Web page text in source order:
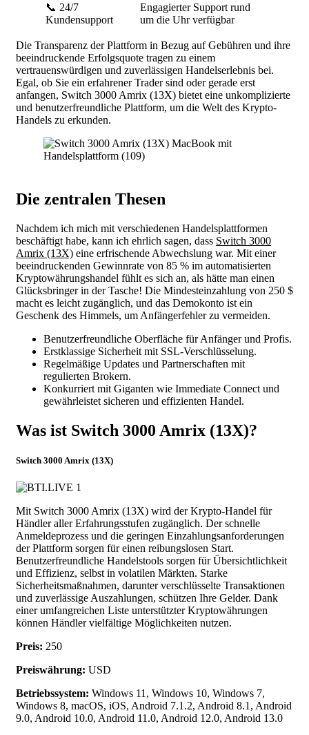
📞 24/7
Kundensupport
Engagierter Support rund
um die Uhr verfügbar
Die Transparenz der Plattform in Bezug auf Gebühren und ihre
beeindruckende Erfolgsquote tragen zu einem
vertrauenswürdigen und zuverlässigen Handelserlebnis bei.
Egal, ob Sie ein erfahrener Trader sind oder gerade erst
anfangen, Switch 3000 Amrix (13X) bietet eine unkomplizierte
und benutzerfreundliche Plattform, um die Welt des Krypto-
Handels zu erkunden.
Die zentralen Thesen
Nachdem ich mich mit verschiedenen Handelsplattformen
beschäftigt habe, kann ich ehrlich sagen, dass Switch 3000
Amrix (13X) eine erfrischende Abwechslung war. Mit einer
beeindruckenden Gewinnrate von 85 % im automatisierten
Kryptowährungshandel fühlt es sich an, als hätte man einen
Glücksbringer in der Tasche! Die Mindesteinzahlung von 250 $
macht es leicht zugänglich, und das Demokonto ist ein
Geschenk des Himmels, um Anfängerfehler zu vermeiden.
Benutzerfreundliche Oberfläche für Anfänger und Profis.
Erstklassige Sicherheit mit SSL-Verschlüsselung.
Regelmäßige Updates und Partnerschaften mit
regulierten Brokern.
Konkurriert mit Giganten wie Immediate Connect und
gewährleistet sicheren und effizienten Handel.
Was ist Switch 3000 Amrix (13X)?
Switch 3000 Amrix (13X)
Mit Switch 3000 Amrix (13X) wird der Krypto-Handel für
Händler aller Erfahrungsstufen zugänglich. Der schnelle
Anmeldeprozess und die geringen Einzahlungsanforderungen
der Plattform sorgen für einen reibungslosen Start.
Benutzerfreundliche Handelstools sorgen für Übersichtlichkeit
und Effizienz, selbst in volatilen Märkten. Starke
Sicherheitsmaßnahmen, darunter verschlüsselte Transaktionen
und zuverlässige Auszahlungen, schützen Ihre Gelder. Dank
einer umfangreichen Liste unterstützter Kryptowährungen
können Händler vielfältige Möglichkeiten nutzen.
Preis: 250
Preiswährung: USD
Betriebssystem: Windows 11, Windows 10, Windows 7,
Windows 8, macOS, iOS, Android 7.1.2, Android 8.1, Android
9.0, Android 10.0, Android 11.0, Android 12.0, Android 13.0